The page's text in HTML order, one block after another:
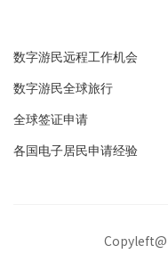
数字游民远程工作机会
数字游民全球旅行
全球签证申请
各国电子居民申请经验
Copyleft@